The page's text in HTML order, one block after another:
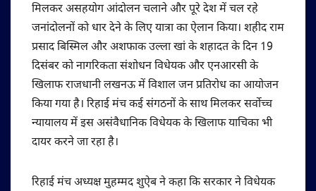
मिलकर असहयोग आंदोलन चलाने और पूरे देश में चल रहे
जनांदोलनों को धार देने के लिए यात्रा का ऐलान किया। शहीद राम
प्रसाद बिस्मिल और अशफाक उल्ला खां के शहादत के दिन 19
दिसंबर को नागरिकता संशोधन विधेयक और एनआरसी के
खिलाफ राजधानी लखनऊ में विशाल जन प्रतिरोध का आयोजन
किया गया है। रिहाई मंच कई संगठनों के साथ मिलकर सर्वोच्च
न्यायालय में इस असंवैधानिक विधेयक के खिलाफ याचिका भी
दायर करने जा रहा है।
रिहाई मंच अध्यक्ष मुहम्मद शुऐब ने कहा कि सरकार ने विधेयक